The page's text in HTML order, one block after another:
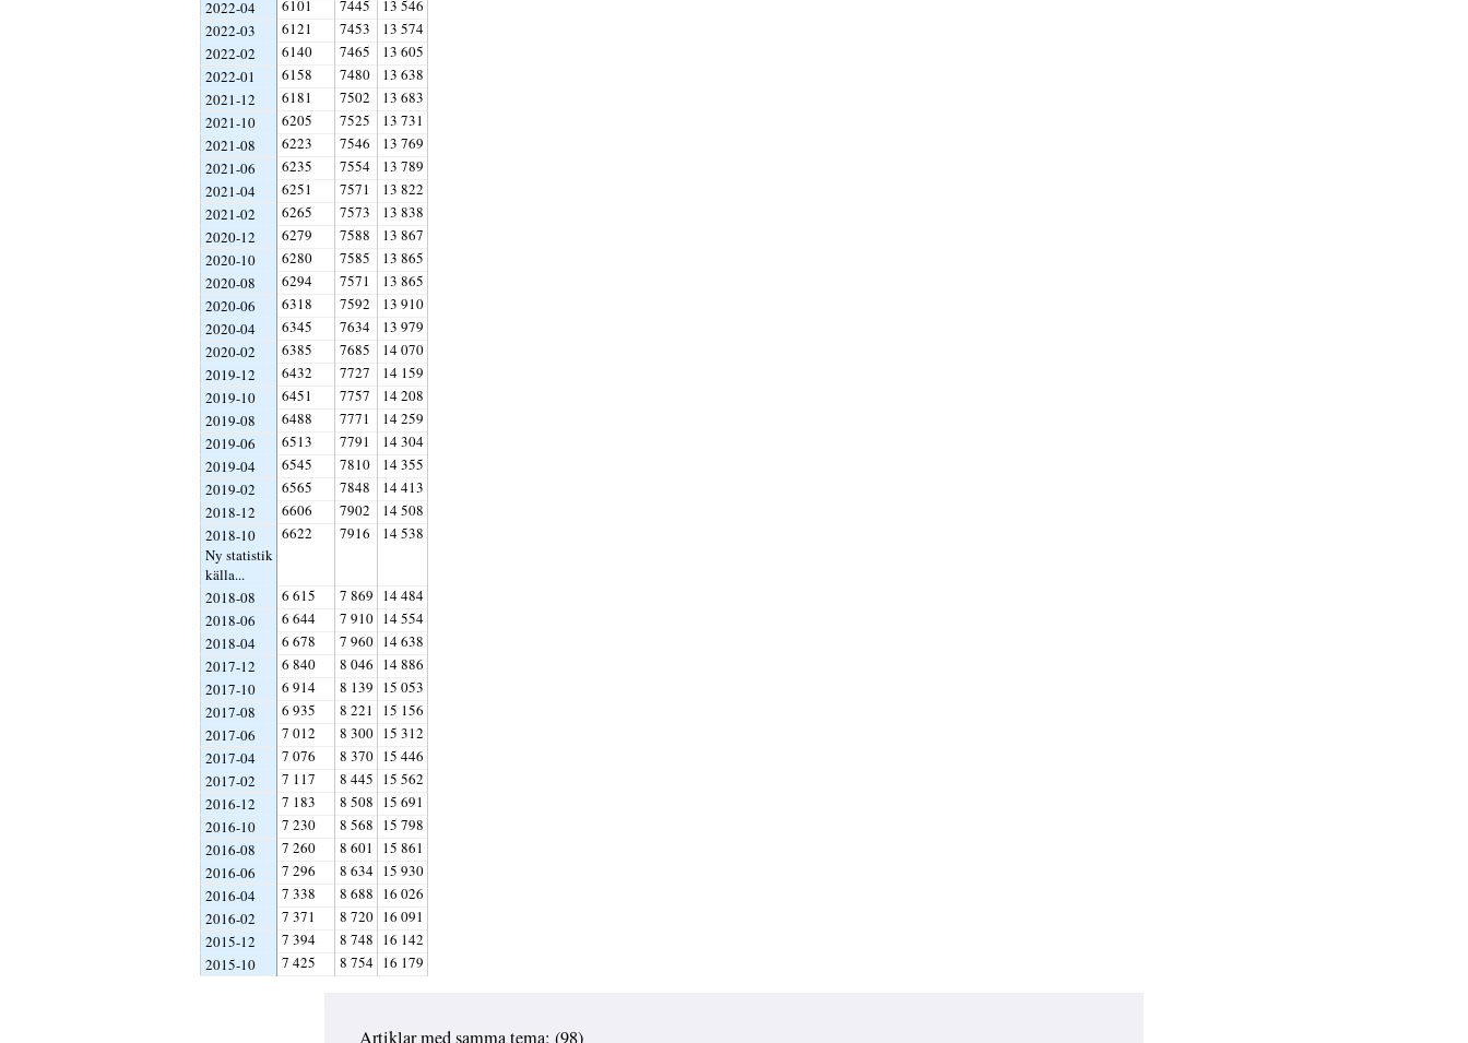
2022-04
6101 7445
13 546
2022-03
6121 7453
13 574
2022-02
6140 7465
13 605
2022-01
6158 7480
13 638
2021-12
6181 7502
13 683
2021-10
6205 7525
13 731
2021-08
6223 7546
13 769
2021-06
6235 7554
13 789
2021-04
6251 7571
13 822
2021-02
6265 7573
13 838
2020-12
6279 7588
13 867
2020-10
6280 7585
13 865
2020-08
6294 7571
13 865
2020-06
6318 7592
13 910
2020-04
6345 7634
13 979
2020-02
6385 7685
14 070
2019-12
6432 7727
14 159
2019-10
6451 7757
14 208
2019-08
6488 7771
14 259
2019-06
6513 7791
14 304
2019-04
6545 7810
14 355
2019-02
6565 7848
14 413
2018-12
6606 7902
14 508
2018-10
Ny statistik
källa...
6622 7916 14 538
2018-08 6 615 7 869 14 484
2018-06
6 644 7 910 14 554
2018-04
6 678 7 960 14 638
2017-12
6 840 8 046 14 886
2017-10
6 914 8 139 15 053
2017-08
6 935 8 221
15 156
2017-06
7 012 8 300 15 312
2017-04
7 076 8 370 15 446
2017-02
7 117 8 445 15 562
2016-12
7 183 8 508 15 691
2016-10
7 230 8 568 15 798
2016-08
7 260 8 601
15 861
2016-06
7 296 8 634 15 930
2016-04
7 338 8 688 16 026
2016-02
7 371 8 720 16 091
2015-12
7 394 8 748 16 142
2015-10
7 425 8 754 16 179
Artiklar med samma tema: (98)